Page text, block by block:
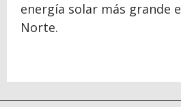
energía solar más grande
Norte.